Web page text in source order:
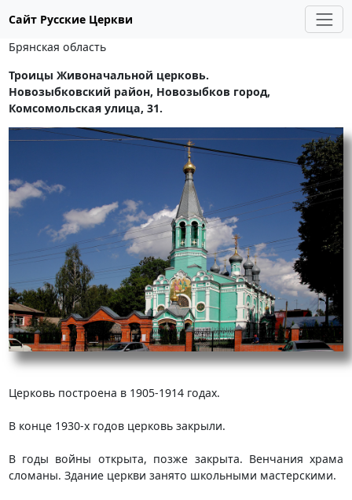
Сайт Русские Церкви
Брянская область
Троицы Живоначальной церковь.
Новозыбковский район, Новозыбков город,
Комсомольская улица, 31.
Церковь построена в 1905-1914 годах.
В конце 1930-х годов церковь закрыли.
В годы войны открыта, позже закрыта. Венчания храма
сломаны. Здание церкви занято школьными мастерскими.